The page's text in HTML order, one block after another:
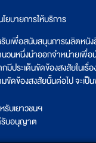
ยบายการให้บริการ
บเพื่อสนับสนุนการผลิตหนั
ำนวนหนึ่งนำออกจำหน่าย
ระเด็นขัดข้องสงสัยในเรื่อ
ขัดข้องสงสัยนั้นต่อไป จะเ
รับเยาวชนฯ
รับอนุญาต